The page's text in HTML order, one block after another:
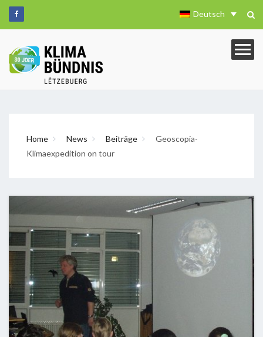
Deutsch
Home News Beiträge
Geoscopia-
Klimaexpedition on tour